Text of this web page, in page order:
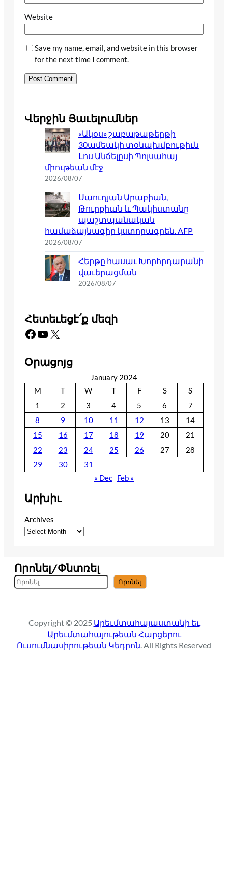
Website
Save my name, email, and website in this browser
for the next time I comment.
Վերջին Յաւելումներ
«Ակօս» շաբաթաթերթի
30ամեակի տօնախմբութիւն
Լոս Անճելըսի Պոլսահայ
միութեան մէջ
2026/08/07
Սաուդյան Արաբիան,
Թուրքիան և Պակիստանը
պաշտպանական
համաձայնագիր կստորագրեն. AFP
2026/08/07
Հերթը հասաւ Խորհրդարանի
վաւերացման
2026/08/07
Հետեւեցէ՛ք մեզի
Facebook YouTube X
Օրացոյց
January 2024
M
T W T F S
S
1
2 3 4 5 6
7
8
9 10 11 12 13
14
15
16 17 18 19 20
21
22
23 24 25 26 27
28
29
30
31
« Dec Feb »
Արխիւ
Archives
Որոնել/Փնտռել
S
e
c
h
Որոնել
Copyright © 2025 Արեւմտահայաստանի եւ
Արեւմտահայութեան Հարցերու
Ուսումնասիրութեան Կեդրոն. All Rights Reserved